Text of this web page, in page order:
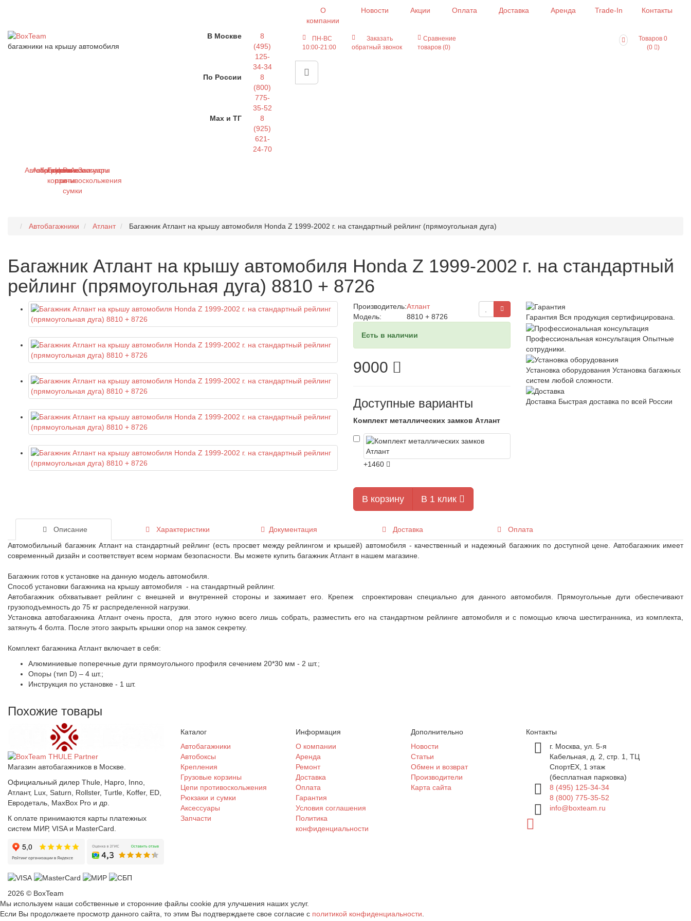
О
компании
Новости Акции Оплата Доставка Аренда Trade-In Контакты
багажники на крышу автомобиля
В Москве
8
(495)
125-
34-34
По России
8
(800)
775-
35-52
Max и ТГ
8
(925)
621-
24-70
ПН-ВС
10:00-21:00
Заказать
обратный звонок
Сравнение
товаров (0)
Товаров 0
(0
)
Автобагажники
Автобоксы
Крепления
Грузовые
корзины
Цепи
противоскольжения
Рюкзаки
и
сумки
Аксессуары
Запчасти
Автобагажники Атлант Багажник Атлант на крышу автомобиля Honda Z 1999-2002 г. на стандартный рейлинг (прямоугольная дуга)
Багажник Атлант на крышу автомобиля Honda Z 1999-2002 г. на стандартный
рейлинг (прямоугольная дуга) 8810 + 8726
Производитель:Атлант
Модель:
8810 + 8726
Есть в наличии
9000
Доступные варианты
Комплект металлических замков Атлант
+1460
В корзину В 1 клик
Гарантия Вся продукция сертифицирована.
Профессиональная консультация Опытные
сотрудники.
Установка оборудования Установка багажных
систем любой сложности.
Доставка Быстрая доставка по всей России
Описание Характеристики Документация Доставка
Оплата
Автомобильный багажник Атлант на стандартный рейлинг (есть просвет между рейлингом и крышей) автомобиля - качественный и надежный багажник по доступной цене. Автобагажник имеет
современный дизайн и соответствует всем нормам безопасности. Вы можете купить багажник Атлант в нашем магазине.
Багажник готов к установке на данную модель автомобиля.
Способ установки багажника на крышу автомобиля - на стандартный рейлинг.
Автобагажник обхватывает рейлинг с внешней и внутренней стороны и зажимает его. Крепеж спроектирован специально для данного автомобиля. Прямоугольные дуги обеспечивают
грузоподъемность до 75 кг распределенной нагрузки.
Установка автобагажника Атлант очень проста, для этого нужно всего лишь собрать, разместить его на стандартном рейлинге автомобиля и с помощью ключа шестигранника, из комплекта,
затянуть 4 болта. После этого закрыть крышки опор на замок секретку.
Комплект багажника Атлант включает в себя:
Алюминиевые поперечные дуги прямоугольного профиля сечением 20*30 мм - 2 шт.;
Опоры (тип D) – 4 шт.;
Инструкция по установке - 1 шт.
Похожие товары
Магазин автобагажников в Москве.
Официальный дилер Thule, Hapro, Inno,
Атлант, Lux, Saturn, Rollster, Turtle, Koffer, ED,
Евродеталь, MaxBox Pro и др.
К оплате принимаются карты платежных
систем МИР, VISA и MasterCard.
Каталог
Автобагажники
Автобоксы
Крепления
Грузовые корзины
Цепи противоскольжения
Рюкзаки и сумки
Аксессуары
Запчасти
Информация
О компании
Аренда
Ремонт
Доставка
Оплата
Гарантия
Условия соглашения
Политика
конфиденциальности
Дополнительно
Новости
Статьи
Обмен и возврат
Производители
Карта сайта
Контакты
г. Москва, ул. 5-я
Кабельная, д. 2, стр. 1, ТЦ
СпортEX, 1 этаж
(бесплатная парковка)
8 (495) 125-34-34
8 (800) 775-35-52
info@boxteam.ru
2026 © BoxTeam
Мы используем наши собственные и сторонние файлы cookie для улучшения наших услуг.
Если Вы продолжаете просмотр данного сайта, то этим Вы подтверждаете свое согласие с политикой конфиденциальности